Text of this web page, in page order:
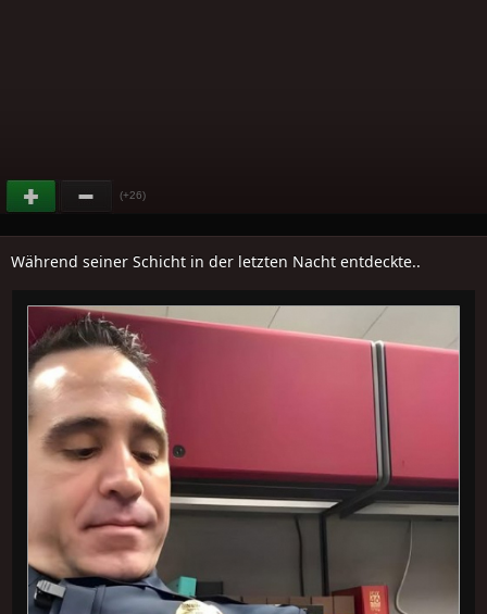
(+26)
Während seiner Schicht in der letzten Nacht entdeckte..